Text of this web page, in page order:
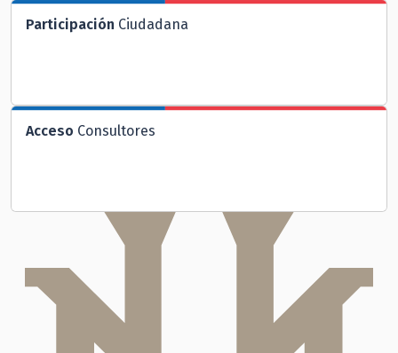
Participación Ciudadana
Acceso Consultores